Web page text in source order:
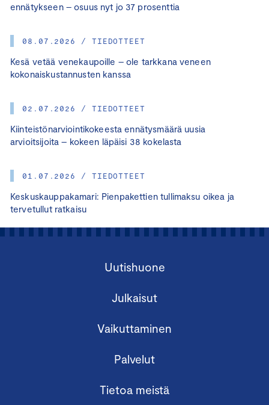
ennätykseen – osuus nyt jo 37 prosenttia
08.07.2026 / TIEDOTTEET
Kesä vetää venekaupoille – ole tarkkana veneen
kokonaiskustannusten kanssa
02.07.2026 / TIEDOTTEET
Kiinteistönarviointikokeesta ennätysmäärä uusia
arvioitsijoita – kokeen läpäisi 38 kokelasta
01.07.2026 / TIEDOTTEET
Keskuskauppakamari: Pienpakettien tullimaksu oikea ja
tervetullut ratkaisu
Uutishuone
Julkaisut
Vaikuttaminen
Palvelut
Tietoa meistä